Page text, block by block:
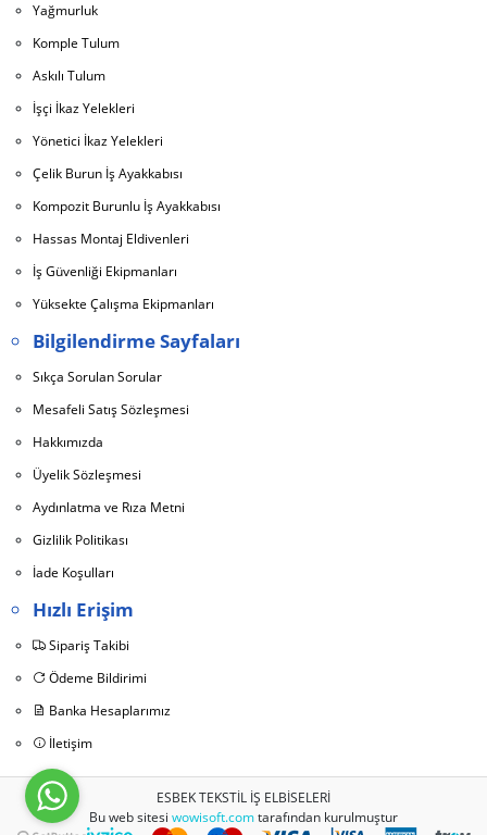
Yağmurluk
Komple Tulum
Askılı Tulum
İşçi İkaz Yelekleri
Yönetici İkaz Yelekleri
Çelik Burun İş Ayakkabısı
Kompozit Burunlu İş Ayakkabısı
Hassas Montaj Eldivenleri
İş Güvenliği Ekipmanları
Yüksekte Çalışma Ekipmanları
Bilgilendirme Sayfaları
Sıkça Sorulan Sorular
Mesafeli Satış Sözleşmesi
Hakkımızda
Üyelik Sözleşmesi
Aydınlatma ve Rıza Metni
Gizlilik Politikası
İade Koşulları
Hızlı Erişim
Sipariş Takibi
Ödeme Bildirimi
Banka Hesaplarımız
İletişim
ESBEK TEKSTİL İŞ ELBİSELERİ
Bu web sitesi wowisoft.comtarafından kurulmuştur